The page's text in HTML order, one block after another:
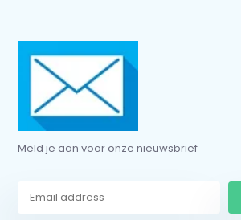
Meld je aan voor onze nieuwsbrief